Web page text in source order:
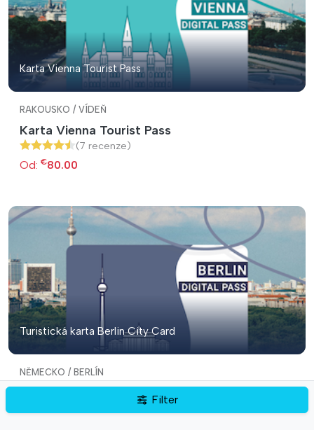
Karta Vienna Tourist Pass
RAKOUSKO / VÍDEŇ
Karta Vienna Tourist Pass
(7 recenze)
Od: €80.00
Turistická karta Berlin City Card
NĚMECKO / BERLÍN
Turistická karta Berlin City Card
Filter